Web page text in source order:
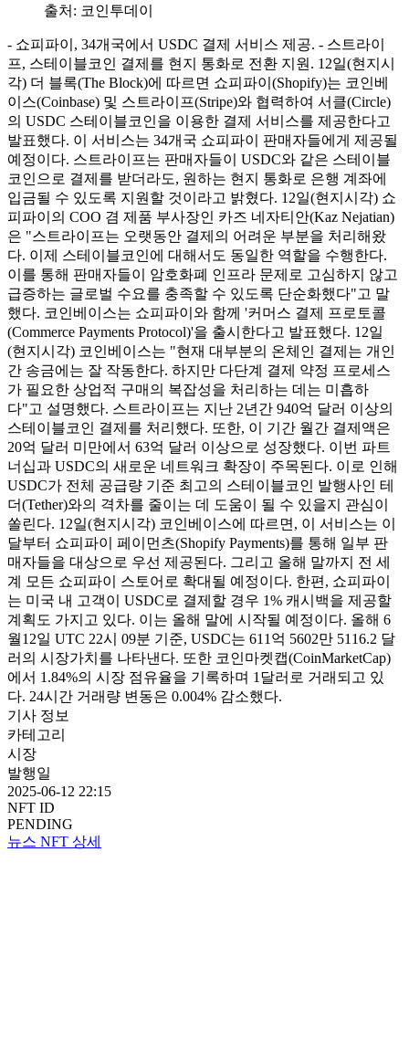
출처: 코인투데이
- 쇼피파이, 34개국에서 USDC 결제 서비스 제공. - 스트라이
프, 스테이블코인 결제를 현지 통화로 전환 지원. 12일(현지시
각) 더 블록(The Block)에 따르면 쇼피파이(Shopify)는 코인베
이스(Coinbase) 및 스트라이프(Stripe)와 협력하여 서클(Circle)
의 USDC 스테이블코인을 이용한 결제 서비스를 제공한다고
발표했다. 이 서비스는 34개국 쇼피파이 판매자들에게 제공될
예정이다. 스트라이프는 판매자들이 USDC와 같은 스테이블
코인으로 결제를 받더라도, 원하는 현지 통화로 은행 계좌에
입금될 수 있도록 지원할 것이라고 밝혔다. 12일(현지시각) 쇼
피파이의 COO 겸 제품 부사장인 카즈 네자티안(Kaz Nejatian)
은 "스트라이프는 오랫동안 결제의 어려운 부분을 처리해왔
다. 이제 스테이블코인에 대해서도 동일한 역할을 수행한다.
이를 통해 판매자들이 암호화폐 인프라 문제로 고심하지 않고
급증하는 글로벌 수요를 충족할 수 있도록 단순화했다"고 말
했다. 코인베이스는 쇼피파이와 함께 '커머스 결제 프로토콜
(Commerce Payments Protocol)'을 출시한다고 발표했다. 12일
(현지시각) 코인베이스는 "현재 대부분의 온체인 결제는 개인
간 송금에는 잘 작동한다. 하지만 다단계 결제 약정 프로세스
가 필요한 상업적 구매의 복잡성을 처리하는 데는 미흡하
다"고 설명했다. 스트라이프는 지난 2년간 940억 달러 이상의
스테이블코인 결제를 처리했다. 또한, 이 기간 월간 결제액은
20억 달러 미만에서 63억 달러 이상으로 성장했다. 이번 파트
너십과 USDC의 새로운 네트워크 확장이 주목된다. 이로 인해
USDC가 전체 공급량 기준 최고의 스테이블코인 발행사인 테
더(Tether)와의 격차를 줄이는 데 도움이 될 수 있을지 관심이
쏠린다. 12일(현지시각) 코인베이스에 따르면, 이 서비스는 이
달부터 쇼피파이 페이먼츠(Shopify Payments)를 통해 일부 판
매자들을 대상으로 우선 제공된다. 그리고 올해 말까지 전 세
계 모든 쇼피파이 스토어로 확대될 예정이다. 한편, 쇼피파이
는 미국 내 고객이 USDC로 결제할 경우 1% 캐시백을 제공할
계획도 가지고 있다. 이는 올해 말에 시작될 예정이다. 올해 6
월12일 UTC 22시 09분 기준, USDC는 611억 5602만 5116.2 달
러의 시장가치를 나타낸다. 또한 코인마켓캡(CoinMarketCap)
에서 1.84%의 시장 점유율을 기록하며 1달러로 거래되고 있
다. 24시간 거래량 변동은 0.004% 감소했다.
기사 정보
카테고리
시장
발행일
2025-06-12 22:15
NFT ID
PENDING
뉴스 NFT 상세